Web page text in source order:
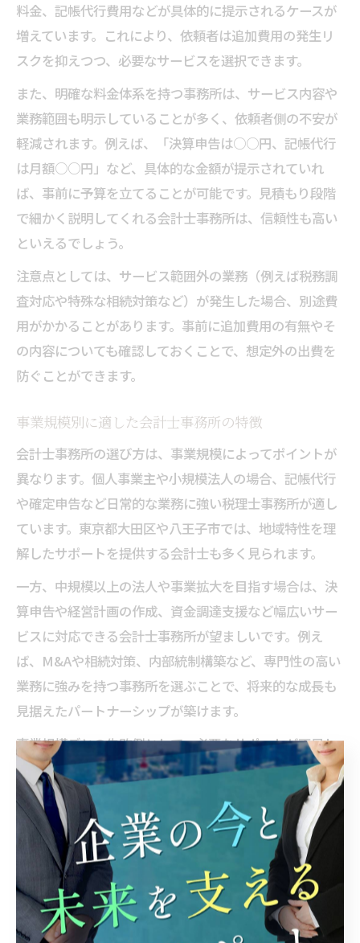
料金、記帳代行費用などが具体的に提示されるケースが
増えています。これにより、依頼者は追加費用の発生リ
スクを抑えつつ、必要なサービスを選択できます。
また、明確な料金体系を持つ事務所は、サービス内容や
業務範囲も明示していることが多く、依頼者側の不安が
軽減されます。例えば、「決算申告は○○円、記帳代行
は月額○○円」など、具体的な金額が提示されていれ
ば、事前に予算を立てることが可能です。見積もり段階
で細かく説明してくれる会計士事務所は、信頼性も高い
といえるでしょう。
注意点としては、サービス範囲外の業務（例えば税務調
査対応や特殊な相続対策など）が発生した場合、別途費
用がかかることがあります。事前に追加費用の有無やそ
の内容についても確認しておくことで、想定外の出費を
防ぐことができます。
事業規模別に適した会計士事務所の特徴
会計士事務所の選び方は、事業規模によってポイントが
異なります。個人事業主や小規模法人の場合、記帳代行
や確定申告など日常的な業務に強い税理士事務所が適し
ています。東京都大田区や八王子市では、地域特性を理
解したサポートを提供する会計士も多く見られます。
一方、中規模以上の法人や事業拡大を目指す場合は、決
算申告や経営計画の作成、資金調達支援など幅広いサー
ビスに対応できる会計士事務所が望ましいです。例え
ば、M&Aや相続対策、内部統制構築など、専門性の高い
業務に強みを持つ事務所を選ぶことで、将来的な成長も
見据えたパートナーシップが築けます。
事業規模ごとの失敗例として、必要なサポートが不足し
ていたり、逆に過剰なサービスで費用がかさむケースも
あります。自社の現状や将来像を明確にし、最適な会計
士事務所を選ぶことが重要です。事前相談時に、自社の
ニーズをしっかり伝えましょう。
相談時に注目すべき会計士報酬体系の比較
会計士事務所の報酬体系を比較する際には、顧問料や決